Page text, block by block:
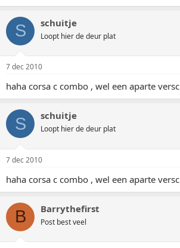
S schuitje
Loopt hier de deur plat
7 dec 2010
haha corsa c combo , wel een aparte
S schuitje
Loopt hier de deur plat
7 dec 2010
haha corsa c combo , wel een aparte
B Barrythefirst
Post best veel